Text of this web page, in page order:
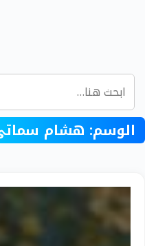
الوسم: هشام